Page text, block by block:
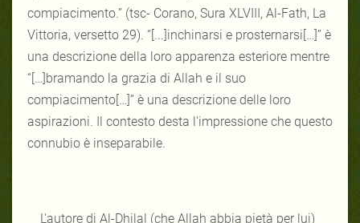
compiacimento.” (tsc- Corano, Sura XLVIII, Al-Fath, La
Vittoria, versetto 29). “[...]inchinarsi e prosternarsi[…]” è
una descrizione della loro apparenza esteriore mentre
“[…]bramando la grazia di Allah e il suo
compiacimento[…]” è una descrizione delle loro
aspirazioni. Il contesto desta l'impressione che questo
connubio è inseparabile.
L'autore di Al-Dhilal (che Allah abbia pietà per lui)